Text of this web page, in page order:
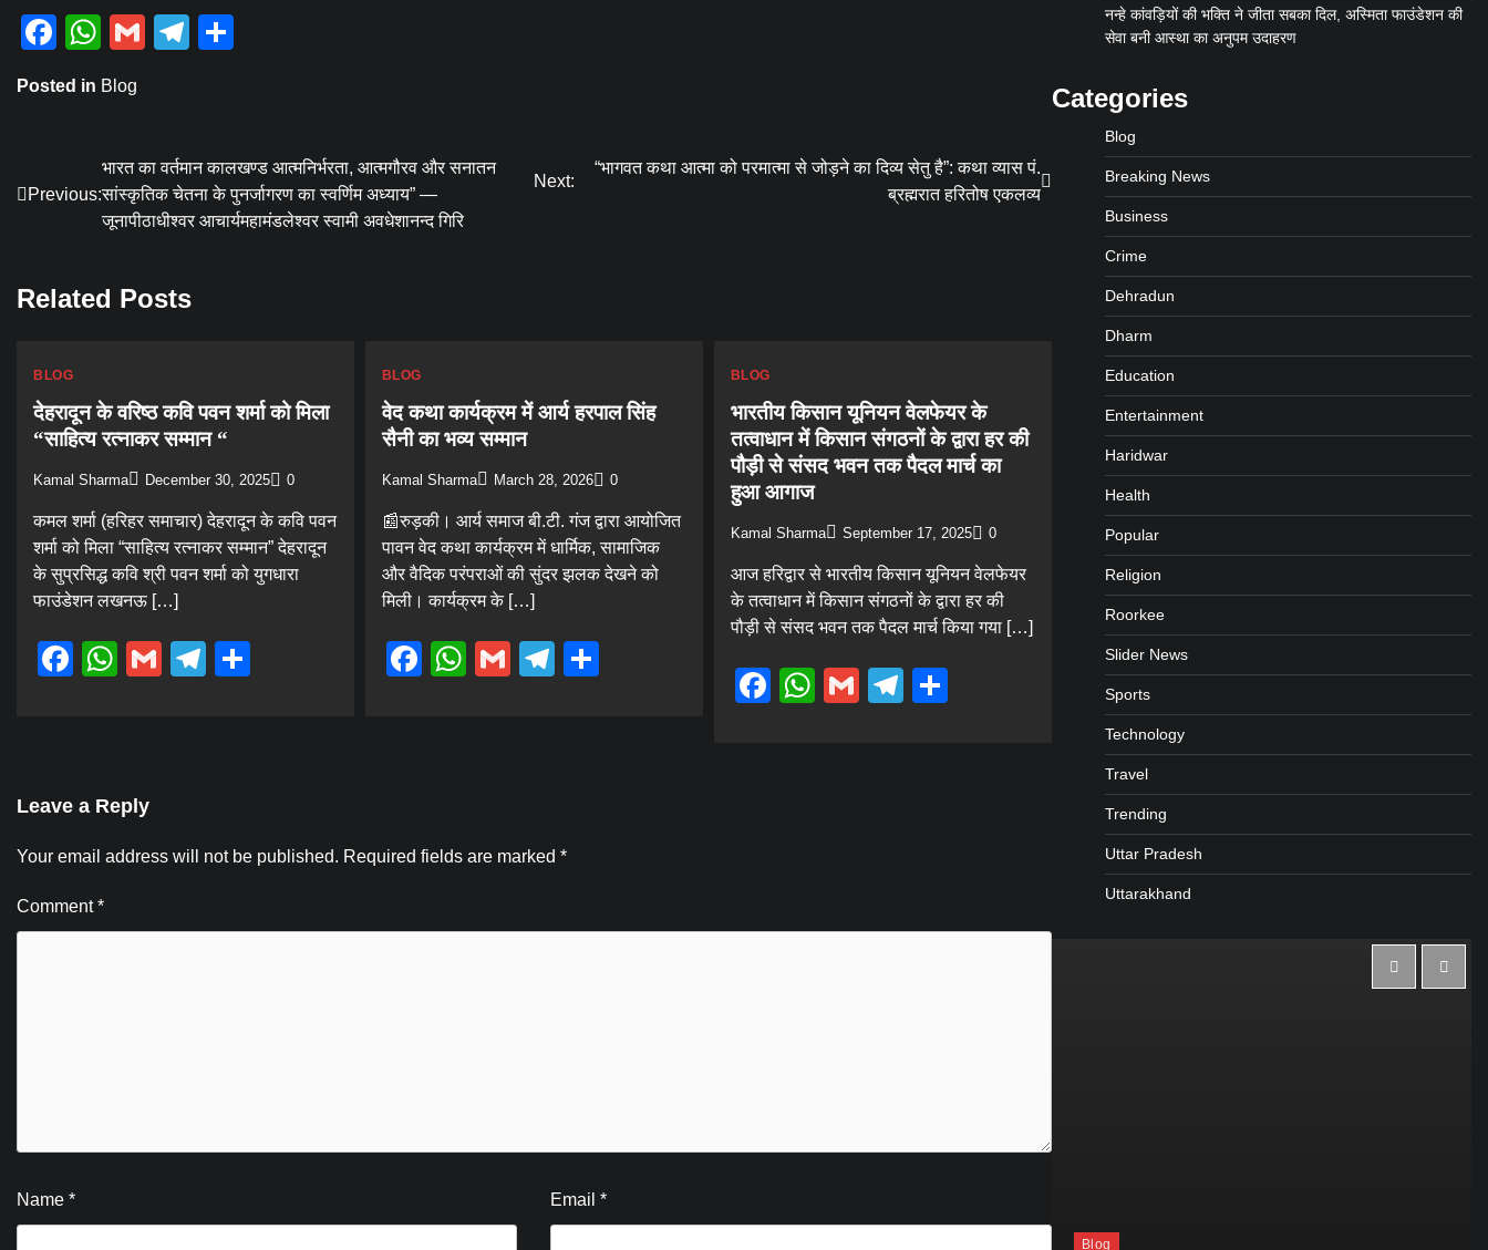
Facebook
WhatsApp
GmailTelegram
Posted in Blog
navigation
Previous:
भारत का वर्तमान कालखण्ड आत्मनिर्भरता, आत्मगौरव और सनातन
सांस्कृतिक चेतना के पुनर्जागरण का स्वर्णिम अध्याय” —
जूनापीठाधीश्वर आचार्यमहामंडलेश्वर स्वामी अवधेशानन्द गिरि
Next:
“भागवत कथा आत्मा को परमात्मा से जोड़ने का दिव्य सेतु है”: कथा व्यास पं.
ब्रह्मरात हरितोष एकलव्य
Related Posts
BLOG
देहरादून के वरिष्ठ कवि पवन शर्मा को मिला
“साहित्य रत्नाकर सम्मान “
Kamal Sharma December 30, 2025 0
कमल शर्मा (हरिहर समाचार) देहरादून के कवि पवन
शर्मा को मिला “साहित्य रत्नाकर सम्मान” देहरादून
के सुप्रसिद्ध कवि श्री पवन शर्मा को युगधारा
फाउंडेशन लखनऊ […]
Facebook
WhatsApp
GmailTelegram
BLOG
वेद कथा कार्यक्रम में आर्य हरपाल सिंह
सैनी का भव्य सम्मान
Kamal Sharma March 28, 2026 0
📰रुड़की। आर्य समाज बी.टी. गंज द्वारा आयोजित
पावन वेद कथा कार्यक्रम में धार्मिक, सामाजिक
और वैदिक परंपराओं की सुंदर झलक देखने को
मिली। कार्यक्रम के […]
Facebook
WhatsApp
GmailTelegram
BLOG
भारतीय किसान यूनियन वेलफेयर के
तत्वाधान में किसान संगठनों के द्वारा हर की
पौड़ी से संसद भवन तक पैदल मार्च का
हुआ आगाज
Kamal Sharma September 17, 2025 0
आज हरिद्वार से भारतीय किसान यूनियन वेलफेयर
के तत्वाधान में किसान संगठनों के द्वारा हर की
पौड़ी से संसद भवन तक पैदल मार्च किया गया […]
Facebook
WhatsApp
GmailTelegram
Leave a Reply
Your email address will not be published. Required fields are marked *
Comment*
Name * Email*
नन्हे कांवड़ियों की भक्ति ने जीता सबका दिल, अस्मिता फाउंडेशन की
सेवा बनी आस्था का अनुपम उदाहरण
Categories
Blog
Breaking News
Business
Crime
Dehradun
Dharm
Education
Entertainment
Haridwar
Health
Popular
Religion
Roorkee
Slider News
Sports
Technology
Travel
Trending
Uttar Pradesh
Uttarakhand
नन्हे कांवड़ियों की भक्ति ने जीता सबका दिल,
Blog